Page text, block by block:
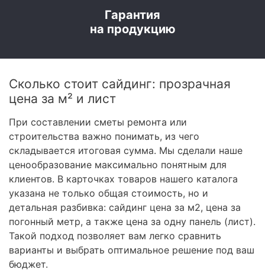
Гарантия
на продукцию
Сколько стоит сайдинг: прозрачная
цена за м² и лист
При составлении сметы ремонта или
строительства важно понимать, из чего
складывается итоговая сумма. Мы сделали наше
ценообразование максимально понятным для
клиентов. В карточках товаров нашего каталога
указана не только общая стоимость, но и
детальная разбивка: сайдинг цена за м2, цена за
погонный метр, а также цена за одну панель (лист).
Такой подход позволяет вам легко сравнить
варианты и выбрать оптимальное решение под ваш
бюджет.